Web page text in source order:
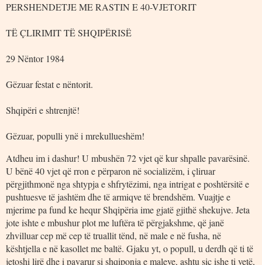
PERSHENDETJE ME RASTIN E 40-VJETORIT
TË ÇLIRIMIT TË SHQIPËRISË
29 Nëntor 1984
Gëzuar festat e nëntorit.
Shqipëri e shtrenjtë!
Gëzuar, populli ynë i mrekullueshëm!
Atdheu im i dashur! U mbushën 72 vjet që kur shpalle pavarësinë.
U bënë 40 vjet që rron e përparon në socializëm, i çliruar
përgjithmonë nga shtypja e shfrytëzimi, nga intrigat e poshtërsitë e
pushtuesve të jashtëm dhe të armiqve të brendshëm. Vuajtje e
mjerime pa fund ke hequr Shqipëria ime gjatë gjithë shekujve. Jeta
jote ishte e mbushur plot me luftëra të përgjakshme, që janë
zhvilluar cep më cep të truallit tënd, në male e në fusha, në
kështjella e në kasollet me baltë. Gjaku yt, o popull, u derdh që ti të
jetoshi lirë dhe i pavarur si shqiponja e maleve, ashtu siç ishe ti vetë,